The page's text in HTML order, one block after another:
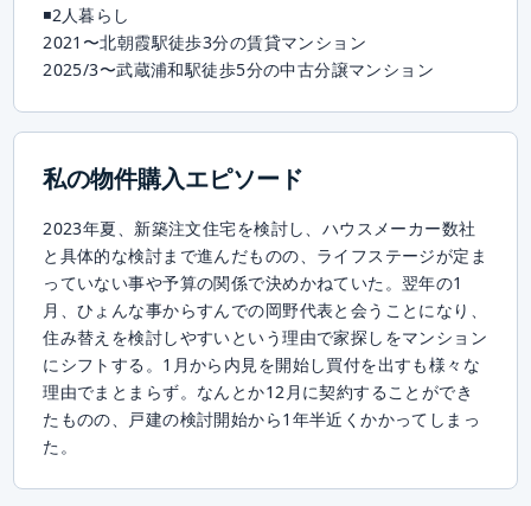
◾️2人暮らし
2021〜北朝霞駅徒歩3分の賃貸マンション
2025/3〜武蔵浦和駅徒歩5分の中古分譲マンション
私の物件購入エピソード
2023年夏、新築注文住宅を検討し、ハウスメーカー数社
と具体的な検討まで進んだものの、ライフステージが定ま
っていない事や予算の関係で決めかねていた。翌年の1
月、ひょんな事からすんでの岡野代表と会うことになり、
住み替えを検討しやすいという理由で家探しをマンション
にシフトする。1月から内見を開始し買付を出すも様々な
理由でまとまらず。なんとか12月に契約することができ
たものの、戸建の検討開始から1年半近くかかってしまっ
た。